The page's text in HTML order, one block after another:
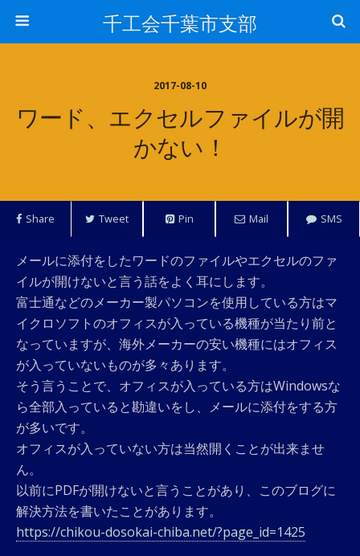
千工会千葉市支部
2017-08-10
ワード、エクセルファイルが開
かない！
Share Tweet Pin Mail SMS
メールに添付をしたワードのファイルやエクセルのファ
イルが開けないと言う話をよく耳にします。
富士通などのメーカー製パソコンを使用している方はマ
イクロソフトのオフィスが入っている機種が当たり前と
なっていますが、海外メーカーの安い機種にはオフィス
が入っていないものが多々あります。
そう言うことで、オフィスが入っている方はWindowsな
ら全部入っていると勘違いをし、メールに添付をする方
が多いです。
オフィスが入っていない方は当然開くことが出来ませ
ん。
以前にPDFが開けないと言うことがあり、このブログに
解決方法を書いたことがあります。
https://chikou-dosokai-chiba.net/?page_id=1425